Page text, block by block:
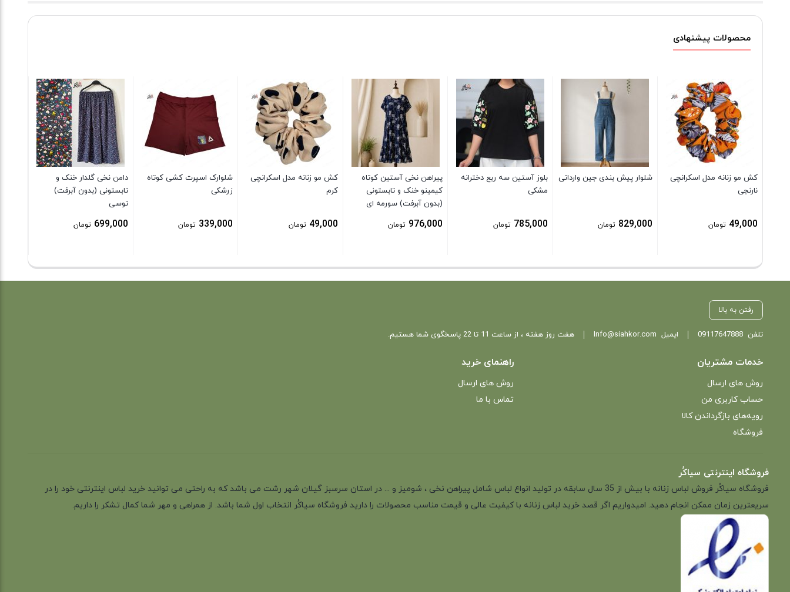
محصولات پیشنهادی
کش مو زنانه مدل اسکرانچی
نارنجی
49,000 تومان
شلوار پیش بندی جین وارداتی
829,000 تومان
بلوز آستین سه ربع دخترانه
مشکی
785,000 تومان
پیراهن نخی آستین کوتاه
کیمینو خنک و تابستونی
(بدون آبرفت) سورمه ای
976,000 تومان
کش مو زنانه مدل اسکرانچی
کرم
49,000 تومان
شلوارک اسپرت کشی کوتاه
زرشکی
339,000 تومان
دامن نخی گلدار خنک و
تابستونی (بدون آبرفت)
توسی
699,000 تومان
رفتن به بالا
تلفن09117647888 ایمیل Info@siahkor.com هفت روز هفته ، از ساعت 11 تا 22 پاسخگوی شما هستیم.
خدمات مشتریان
روش های ارسال
حساب کاربری من
رویه‌های بازگرداندن کالا
فروشگاه
راهنمای خرید
روش های ارسال
تماس با ما
فروشگاه اینترنتی سیاکُر
فروشگاه سیاکُر فروش لباس زنانه با بیش از 35 سال سابقه در تولید انواع لباس شامل پیراهن نخی ، شومیز و ... در استان سرسبز گیلان شهر رشت می باشد که به راحتی می توانید خرید لباس اینترنتی خود را در
سریعترین زمان ممکن انجام دهید. امیدواریم اگر قصد خرید لباس زنانه با کیفیت عالی و قیمت مناسب محصولات را دارید فروشگاه سیاکُر انتخاب اول شما باشد. از همراهی و مهر شما کمال تشکر را داریم.